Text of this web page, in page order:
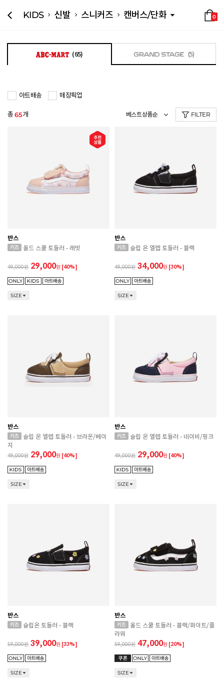
KIDS 신발 스니커즈 캔버스/단화 0
(65) (5)
아트배송 매장픽업
총65개 FILTER
반스
올드 스쿨 토들러 - 래빗
49,000 29,000원 [40%]
SIZE
반스
슬립 온 엘렙 토들러 - 블랙
49,000 34,000원 [30%]
SIZE
반스
슬립 온 엘렙 토들러 - 브라운/베이
지
49,000 29,000원 [40%]
SIZE
반스
슬립 온 엘렙 토들러 - 네이비/핑크
49,000 29,000원 [40%]
SIZE
반스
슬립온 토들러 - 블랙
59,000 39,000원 [33%]
SIZE
반스
올드 스쿨 토들러 - 블랙/화이트/플
라워
59,000 47,000원 [20%]
SIZE